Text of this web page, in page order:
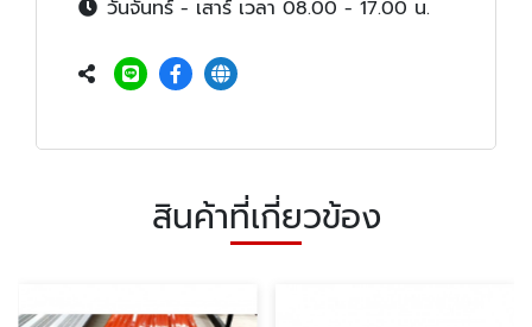
วันจันทร์ - เสาร์ เวลา 08.00 - 17.00 น.
สินค้าที่เกี่ยวข้อง